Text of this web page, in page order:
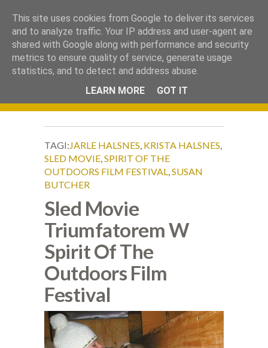
Okiem Obiektywu.
TAGI:JARLE HALSNES, KRISTA HALSNES,
SLED MOVIE,SPIRIT OF THE
OUTDOORS FILM FESTIVAL,SUSAN
BUTCHER
Sled Movie
Triumfatorem W
Spirit Of The
Outdoors Film
Festival
This site uses cookies from Google to deliver its services
and to analyze traffic. Your IP address and user-agent are
shared with Google along with performance and security
metrics to ensure quality of service, generate usage
statistics, and to detect and address abuse.
LEARN MORE
GOT IT